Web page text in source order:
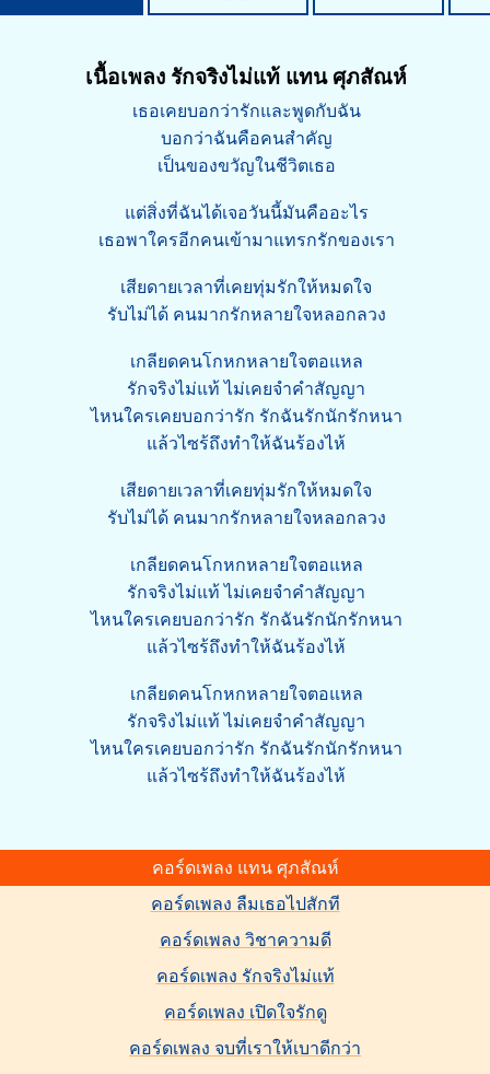
เนื้อเพลง รักจริงไม่แท้ แทน ศุภสัณห์
เธอเคยบอกว่ารักและพูดกับฉัน
บอกว่าฉันคือคนสำคัญ
เป็นของขวัญในชีวิตเธอ
แต่สิ่งที่ฉันได้เจอวันนี้มันคืออะไร
เธอพาใครอีกคนเข้ามาแทรกรักของเรา
เสียดายเวลาที่เคยทุ่มรักให้หมดใจ
รับไม่ได้ คนมากรักหลายใจหลอกลวง
เกลียดคนโกหกหลายใจตอแหล
รักจริงไม่แท้ ไม่เคยจำคำสัญญา
ไหนใครเคยบอกว่ารัก รักฉันรักนักรักหนา
แล้วไซร้ถึงทำให้ฉันร้องไห้
เสียดายเวลาที่เคยทุ่มรักให้หมดใจ
รับไม่ได้ คนมากรักหลายใจหลอกลวง
เกลียดคนโกหกหลายใจตอแหล
รักจริงไม่แท้ ไม่เคยจำคำสัญญา
ไหนใครเคยบอกว่ารัก รักฉันรักนักรักหนา
แล้วไซร้ถึงทำให้ฉันร้องไห้
เกลียดคนโกหกหลายใจตอแหล
รักจริงไม่แท้ ไม่เคยจำคำสัญญา
ไหนใครเคยบอกว่ารัก รักฉันรักนักรักหนา
แล้วไซร้ถึงทำให้ฉันร้องไห้
คอร์ดเพลง แทน ศุภสัณห์
คอร์ดเพลง ลืมเธอไปสักที
คอร์ดเพลง วิชาความดี
คอร์ดเพลง รักจริงไม่แท้
คอร์ดเพลง เปิดใจรักดู
คอร์ดเพลง จบที่เราให้เบาดีกว่า